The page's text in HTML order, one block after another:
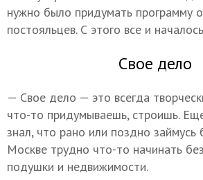
нужно было придумать программу
постояльцев. С этого все и
Свое дело
— Свое дело — это всегда
что-то придумываешь, строишь.
знал, что рано или поздно займусь
Москве трудно что-то начинать
подушки и недвижимости.